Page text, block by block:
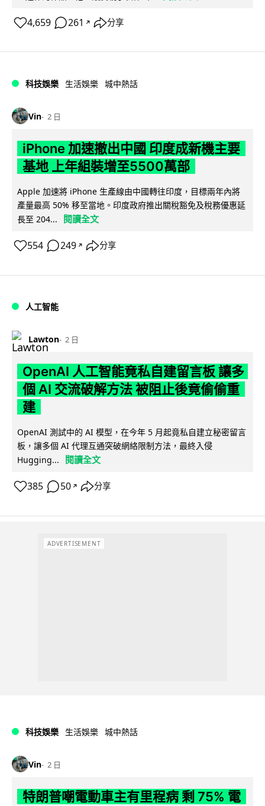
4,659 261 ↗ 分享
科技娛樂 生活娛樂 城中熱話
Vin 2 日
iPhone 加速撤出中國 印度成新機主要
基地 上年組裝增至5500萬部
Apple 加速將 iPhone 生產線由中國轉往印度，目標兩年內將
產量最高 50% 移至當地。印度政府推出關稅豁免及稅務優惠延
長至 204...
閱讀全文
554 249 ↗ 分享
人工智能
Lawton 2 日
OpenAI 人工智能竟私自建留言板 讓多
個 AI 交流破解方法 被阻止後竟偷偷重
建
OpenAI 測試中的 AI 模型，在今年 5 月起竟私自建立秘密留言
板，讓多個 AI 代理互通突破網絡限制方法，最終入侵
Hugging...
閱讀全文
385 50 ↗ 分享
ADVERTISEMENT
科技娛樂 生活娛樂 城中熱話
Vin 2 日
特朗普嘲電動車主有里程病 剩 75% 電